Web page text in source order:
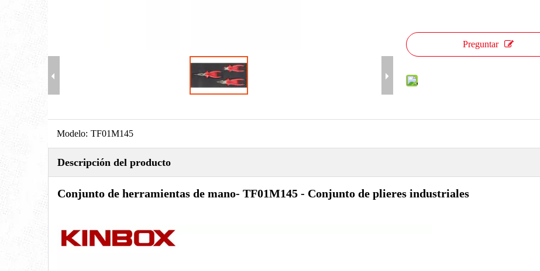
Preguntar
Modelo: TF01M145
Descripción del producto
Conjunto de herramientas de mano- TF01M145 - Conjunto de plieres industriales